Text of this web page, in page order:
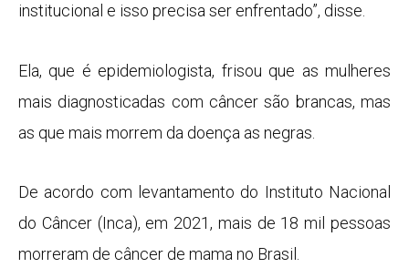
institucional e isso precisa ser enfrentado”, disse.
Ela, que é epidemiologista, frisou que as mulheres
mais diagnosticadas com câncer são brancas, mas
as que mais morrem da doença as negras.
De acordo com levantamento do Instituto Nacional
do Câncer (Inca), em 2021, mais de 18 mil pessoas
morreram de câncer de mama no Brasil.